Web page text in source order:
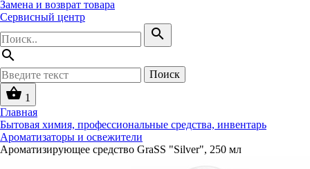
Замена и возврат товара
Сервисный центр
search
search
Поиск
shopping_basket 1
Главная
Бытовая химия, профессиональные средства, инвентарь
Ароматизаторы и освежители
Ароматизирующее средство GraSS "Silver", 250 мл